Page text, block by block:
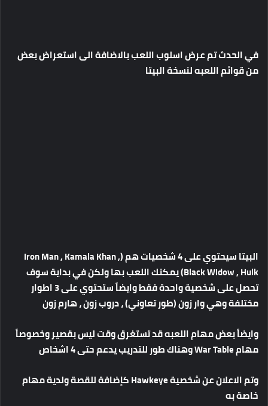
في الحدث تم عرض اسلوب اللعب بالاضافة الى استعراض بعض
من قوائم اللعبه لنسخة البيتا
البيتا سيحتوي على 4 شخصيات هم (Iron Man , Kamala Khan ,
Black Widow , Hulk) يمكنك اللعب بها ولكن في بداية سوف
تحصل على شخصية واحدة فقط وايضاً ستحتوي على 3 اطوار
مختلفة وهي وار زون (طور تعاوني) ، دروب زون ، هارم زون
وايضاً بعض مهام اللعبه قد تستغرق وقت ليس بقصير وخصوصاً
مهام War Table وهناك طور للتدريب يدعم حتى 4 اشخاص
وتم الاعلان عن شخصية Hawkeye كإضافة للقصة ولدية مهام
خاصة به